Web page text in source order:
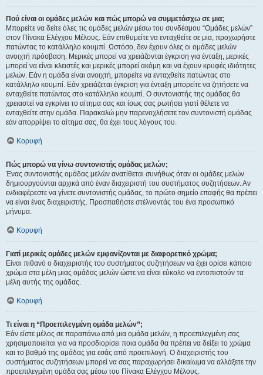
Πού είναι οι ομάδες μελών και πώς μπορώ να συμμετάσχω σε μια;
Μπορείτε να δείτε όλες τις ομάδες μελών μέσω του συνδέσμου “Ομάδες μελών”
στον Πίνακα Ελέγχου Μέλους. Εάν επιθυμείτε να ενταχθείτε σε μια, προχωρήστε
πατώντας το κατάλληλο κουμπί. Ωστόσο, δεν έχουν όλες οι ομάδες μελών
ανοιχτή πρόσβαση. Μερικές μπορεί να χρειάζονται έγκριση για ένταξη, μερικές
μπορεί να είναι κλειστές και μερικές μπορεί ακόμη και να έχουν κρυφές ιδιότητες
μελών. Εάν η ομάδα είναι ανοιχτή, μπορείτε να ενταχθείτε πατώντας στο
κατάλληλο κουμπί. Εάν χρειάζεται έγκριση για ένταξη μπορείτε να ζητήσετε να
ενταχθείτε πατώντας στο κατάλληλο κουμπί. Ο συντονιστής της ομάδας θα
χρειαστεί να εγκρίνει το αίτημα σας και ίσως σας ρωτήσει γιατί θέλετε να
ενταχθείτε στην ομάδα. Παρακαλώ μην παρενοχλήσετε τον συντονιστή ομάδας
εάν απορρίψει το αίτημα σας, θα έχει τους λόγους του.
Κορυφή
Πώς μπορώ να γίνω συντονιστής ομάδας μελών;
Ένας συντονιστής ομάδας μελών ανατίθεται συνήθως όταν οι ομάδες μελών
δημιουργούνται αρχικά από έναν διαχειριστή του συστήματος συζητήσεων. Αν
ενδιαφέρεστε να γίνετε συντονιστής ομάδας, το πρώτο σημείο επαφής θα πρέπει
να είναι ένας διαχειριστής. Προσπαθήστε στέλνοντάς του ένα προσωπικό
μήνυμα.
Κορυφή
Γιατί μερικές ομάδες μελών εμφανίζονται με διαφορετικό χρώμα;
Είναι πιθανό ο διαχειριστής του συστήματος συζητήσεων να έχει ορίσει κάποιο
χρώμα στα μέλη μιας ομάδας μελών ώστε να είναι εύκολο να εντοπιστούν τα
μέλη αυτής της ομάδας.
Κορυφή
Τι είναι η “Προεπιλεγμένη ομάδα μελών”;
Εάν είστε μέλος σε παραπάνω από μια ομάδα μελών, η προεπιλεγμένη σας
χρησιμοποιείται για να προσδιορίσει ποια ομάδα θα πρέπει να δείξει το χρώμα
και το βαθμό της ομάδας για εσάς από προεπιλογή. Ο διαχειριστής του
συστήματος συζητήσεων μπορεί να σας παραχωρήσει δικαίωμα να αλλάξετε την
προεπιλεγμένη ομάδα σας μέσω του Πίνακα Ελέγχου Μέλους.